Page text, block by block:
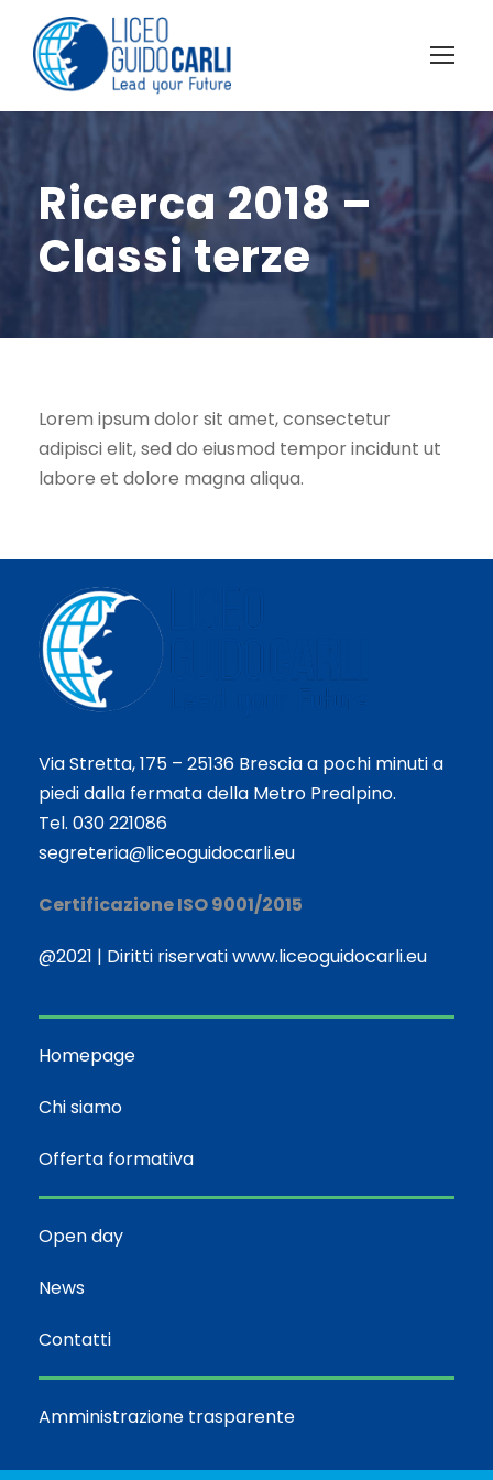
Ricerca 2018 –
Classi terze
Lorem ipsum dolor sit amet, consectetur
adipisci elit, sed do eiusmod tempor incidunt ut
labore et dolore magna aliqua.
Via Stretta, 175 – 25136 Brescia a pochi minuti a
piedi dalla fermata della Metro Prealpino.
Tel. 030 221086
segreteria@liceoguidocarli.eu
Certificazione ISO 9001/2015
@2021 | Diritti riservati www.liceoguidocarli.eu
Homepage
Chi siamo
Offerta formativa
Open day
News
Contatti
Amministrazione trasparente